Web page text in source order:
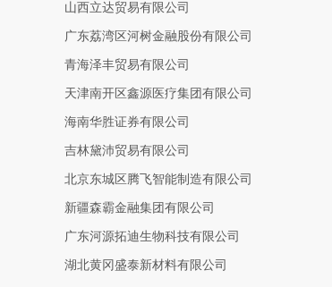
山西立达贸易有限公司
广东荔湾区河树金融股份有限公司
青海泽丰贸易有限公司
天津南开区鑫源医疗集团有限公司
海南华胜证券有限公司
吉林黛沛贸易有限公司
北京东城区腾飞智能制造有限公司
新疆森霸金融集团有限公司
广东河源拓迪生物科技有限公司
湖北黄冈盛泰新材料有限公司